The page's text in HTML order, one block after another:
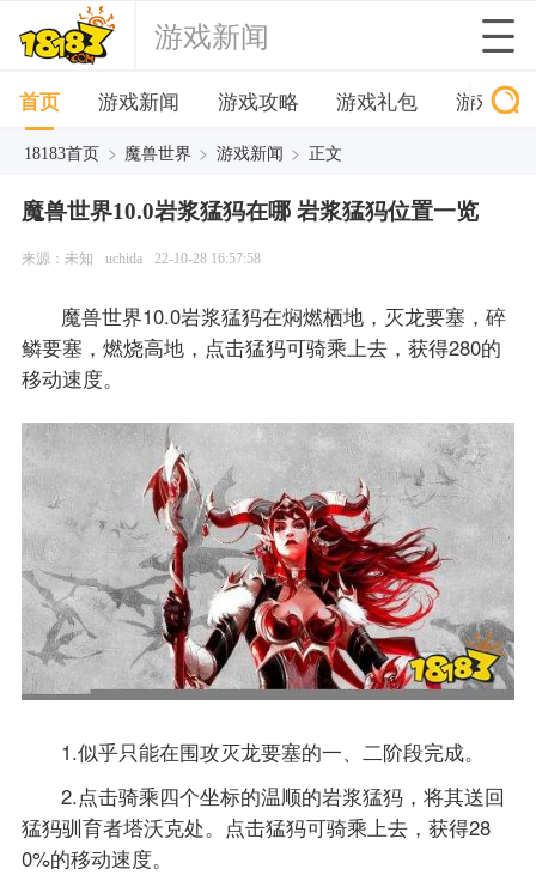
游戏新闻
首页 游戏新闻 游戏攻略 游戏礼包 游戏下
18183首页 > 魔兽世界 > 游戏新闻 > 正文
魔兽世界10.0岩浆猛犸在哪 岩浆猛犸位置一览
来源：未知 uchida 22-10-28 16:57:58
魔兽世界10.0岩浆猛犸在焖燃栖地，灭龙要塞，碎
鳞要塞，燃烧高地，点击猛犸可骑乘上去，获得280的
移动速度。
1.似乎只能在围攻灭龙要塞的一、二阶段完成。
2.点击骑乘四个坐标的温顺的岩浆猛犸，将其送回
猛犸驯育者塔沃克处。点击猛犸可骑乘上去，获得28
0%的移动速度。